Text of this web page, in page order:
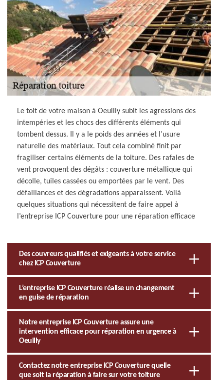
Le toit de votre maison à Oeuilly subit les agressions des
intempéries et les chocs des différents éléments qui
tombent dessus. Il y a le poids des années et l’usure
naturelle des matériaux. Tout cela combiné finit par
fragiliser certains éléments de la toiture. Des rafales de
vent provoquent des dégâts : couverture métallique qui
décolle, tuiles cassées ou emportées par le vent. Des
défaillances et des dégradations apparaissent. Voilà
quelques situations qui nécessitent de faire appel à
l’entreprise ICP Couverture pour une réparation efficace
Des couvreurs qualifiés et exigeants à votre service
chez ICP Couverture
L’entreprise ICP Couverture réalise un changement
en guise de réparation
Notre entreprise ICP Couverture assure une
intervention efficace pour réparation en urgence à
Oeuilly
Contactez notre entreprise ICP Couverture quelle
que soit la réparation à faire sur votre toiture